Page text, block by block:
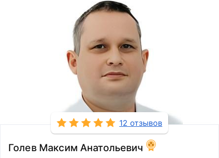
12 отзывов
Голев Максим Анатольевич